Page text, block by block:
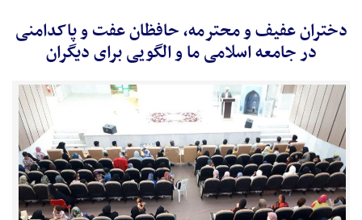
دختران عفیف و محترمه، حافظان عفت و پاکدامنی
در جامعه اسلامی ما و الگویی برای دیگران